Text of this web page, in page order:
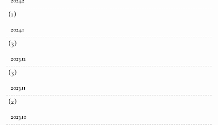
(1)
2024.1
(3)
2023.12
(3)
2023.11
(2)
2023.10